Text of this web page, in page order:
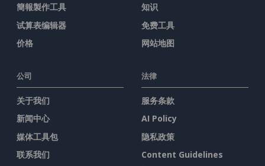
簡報製作工具
试算表编辑器
价格
知识
免费工具
网站地图
公司
关于我们
新闻中心
媒体工具包
联系我们
法律
服务条款
AI Policy
隐私政策
Content Guidelines